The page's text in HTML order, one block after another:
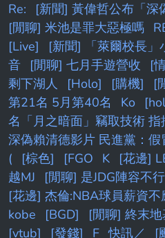
Re:
[新聞] 黃偉哲公布「
[閒聊] 米池是罪大惡極嗎
[Live]
[新聞] 「萊爾校長」
音
[閒聊] 七月手遊營收
[
剩下湖人
[Holo] [購機]
[
第21名 5月第40名
Ko
名「月之暗面」竊取技術 指
深偽賴清德影片 民進黨：假
(
[棕色] [FGO K
[花邊]
越MJ
[閒聊] 是JDG陣容不
[花邊] 杰倫:NBA球員薪資不
kobe
[BGD] [閒聊] 終末
[vtub]
[發錢] F 快訊／ [